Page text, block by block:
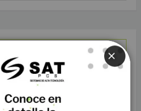
Cat6 Puro Cobre AWG
Interior
CLOSE